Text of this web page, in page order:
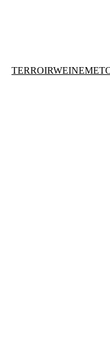
TERROIRWEINE